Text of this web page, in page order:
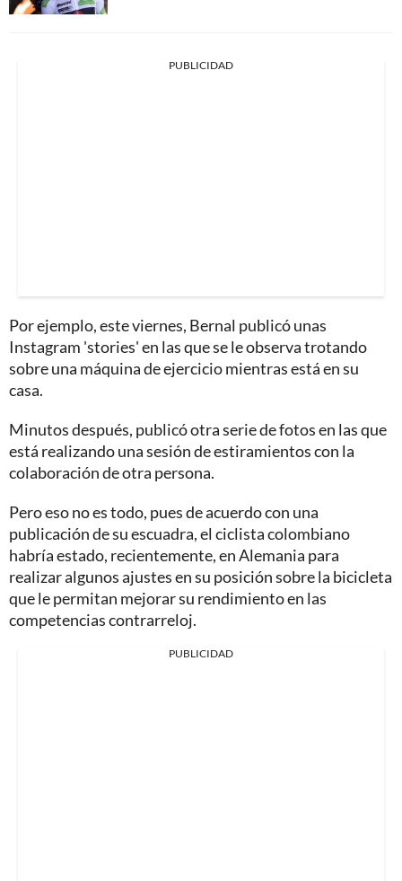
PUBLICIDAD
Por ejemplo, este viernes, Bernal publicó unas
Instagram 'stories' en las que se le observa trotando
sobre una máquina de ejercicio mientras está en su
casa.
Minutos después, publicó otra serie de fotos en las que
está realizando una sesión de estiramientos con la
colaboración de otra persona.
Pero eso no es todo, pues de acuerdo con una
publicación de su escuadra, el ciclista colombiano
habría estado, recientemente, en Alemania para
realizar algunos ajustes en su posición sobre la bicicleta
que le permitan mejorar su rendimiento en las
competencias contrarreloj.
PUBLICIDAD